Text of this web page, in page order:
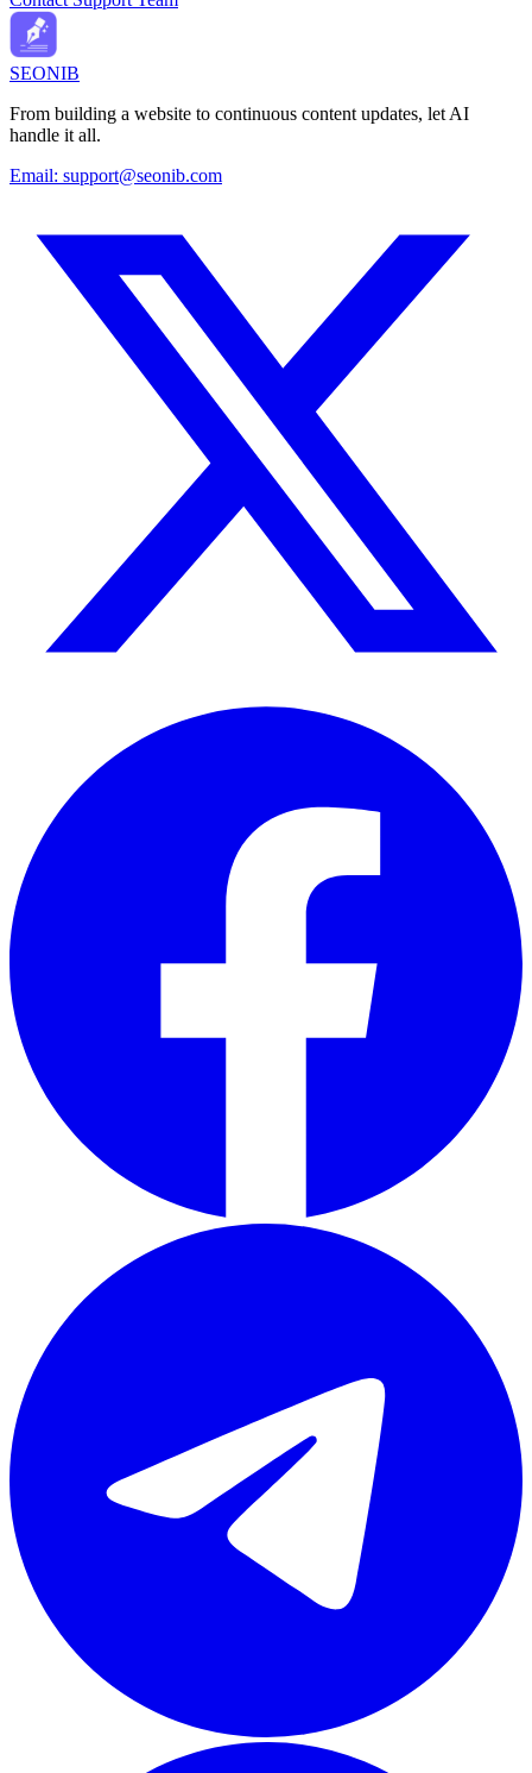
SEONIB
From building a website to continuous content updates, let AI
handle it all.
Email: support@seonib.com